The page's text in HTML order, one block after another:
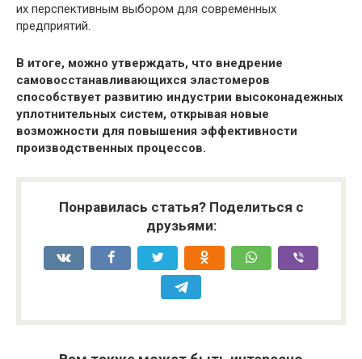
их перспективным выбором для современных
предприятий.
В итоге, можно утверждать, что внедрение
самовосстанавливающихся эластомеров
способствует развитию индустрии высоконадежных
уплотнительных систем, открывая новые
возможности для повышения эффективности
производственных процессов.
Понравилась статья? Поделиться с
друзьями: